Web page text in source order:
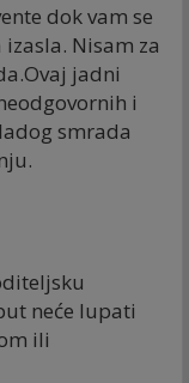
dok vam se
Nisam za
jadni
i
smrada
neće lupati
ili